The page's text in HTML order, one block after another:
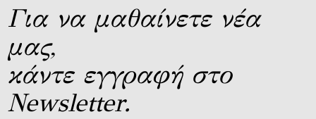
Για να μαθαίνετε νέα
μας,
κάντε εγγραφή στο
Newsletter.